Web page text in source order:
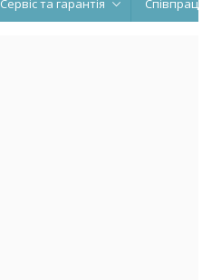
Сервіс та гарантія Співпраця